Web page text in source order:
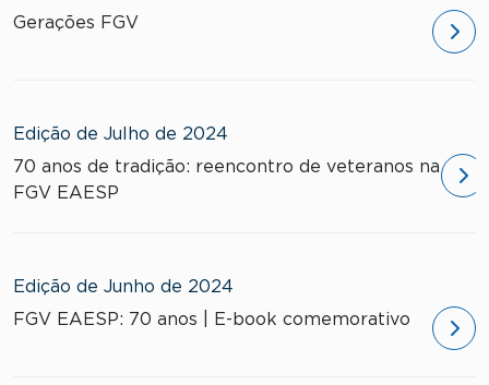
Gerações FGV
Edição de Julho de 2024
70 anos de tradição: reencontro de veteranos na
FGV EAESP
Edição de Junho de 2024
FGV EAESP: 70 anos | E-book comemorativo